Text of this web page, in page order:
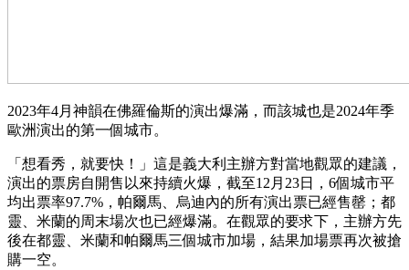
2023年4月神韻在佛羅倫斯的演出爆滿，而該城也是2024年季
歐洲演出的第一個城市。
「想看秀，就要快！」這是義大利主辦方對當地觀眾的建議，
演出的票房自開售以來持續火爆，截至12月23日，6個城市平
均出票率97.7%，帕爾馬、烏迪內的所有演出票已經售罄；都
靈、米蘭的周末場次也已經爆滿。在觀眾的要求下，主辦方先
後在都靈、米蘭和帕爾馬三個城市加場，結果加場票再次被搶
購一空。